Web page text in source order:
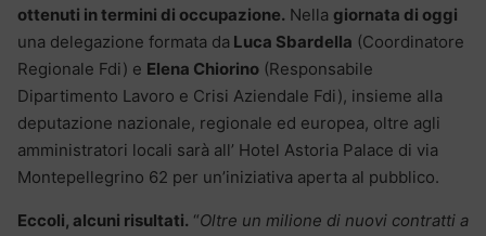
ottenuti in termini di occupazione. Nella giornata di oggi
una delegazione formata da Luca Sbardella (Coordinatore
Regionale Fdi) e Elena Chiorino (Responsabile
Dipartimento Lavoro e Crisi Aziendale Fdi), insieme alla
deputazione nazionale, regionale ed europea, oltre agli
amministratori locali sarà all’ Hotel Astoria Palace di via
Montepellegrino 62 per un’iniziativa aperta al pubblico.
Eccoli, alcuni risultati. “Oltre un milione di nuovi contratti a